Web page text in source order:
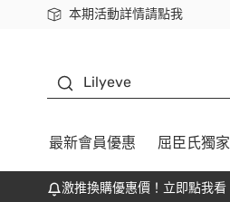
本期活動詳情請點我
下載app最高回饋$350
Lilyeve
最新會員優惠 屈臣氏獨家
激推換購優惠價！立即點我看